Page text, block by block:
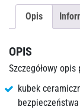
Opis
OPIS
Szczegółowy opis
kubek
bezpieczeństwa